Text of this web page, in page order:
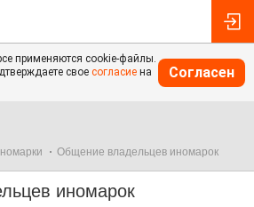
применяются cookie-файлы.
свое согласие на
Согласен
Общение владельцев иномарок
иномарок